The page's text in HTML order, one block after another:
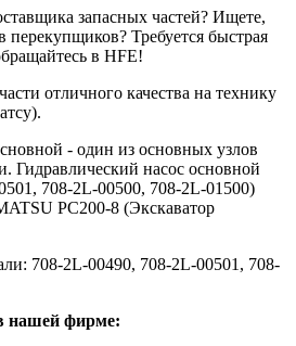
запасных частей? Ищете,
перекупщиков? Требуется быстрая
в HFE!
отличного качества на технику
- один из основных узлов
Гидравлический насос основной
708-2L-00500, 708-2L-01500)
PC200-8 (Экскаватор
708-2L-00490, 708-2L-00501, 708-
нашей фирме: